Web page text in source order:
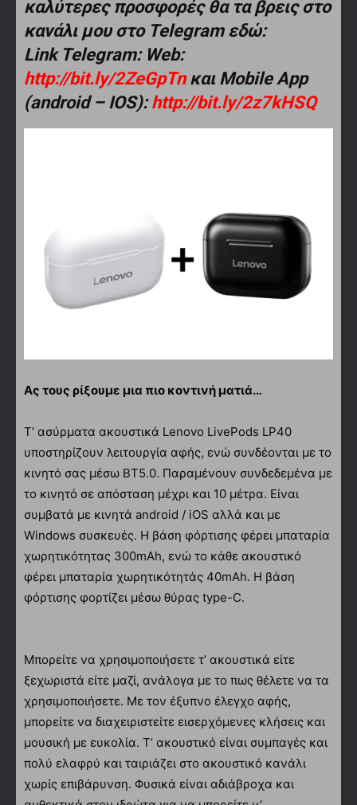
καλύτερες προσφορές θα τα βρεις στο
κανάλι μου στο Telegram εδώ:
Link Telegram: Web:
http://bit.ly/2ZeGpTnκαι Mobile App
(android – IOS):http://bit.ly/2z7kHSQ
Ας τους ρίξουμε μια πιο κοντινή ματιά…
Τ’ ασύρματα ακουστικά Lenovo LivePods LP40
υποστηρίζουν λειτουργία αφής, ενώ συνδέονται με το
κινητό σας μέσω BT5.0. Παραμένουν συνδεδεμένα με
το κινητό σε απόσταση μέχρι και 10 μέτρα. Είναι
συμβατά με κινητά android / iOS αλλά και με
Windows συσκευές. Η βάση φόρτισης φέρει μπαταρία
χωρητικότητας 300mAh, ενώ το κάθε ακουστικό
φέρει μπαταρία χωρητικότητάς 40mAh. Η βάση
φόρτισης φορτίζει μέσω θύρας type-C.
Μπορείτε να χρησιμοποιήσετε τ’ ακουστικά είτε
ξεχωριστά είτε μαζί, ανάλογα με το πως θέλετε να τα
χρησιμοποιήσετε. Με τον έξυπνο έλεγχο αφής,
μπορείτε να διαχειριστείτε εισερχόμενες κλήσεις και
μουσική με ευκολία. Τ’ ακουστικό είναι συμπαγές και
πολύ ελαφρύ και ταιριάζει στο ακουστικό κανάλι
χωρίς επιβάρυνση. Φυσικά είναι αδιάβροχα και